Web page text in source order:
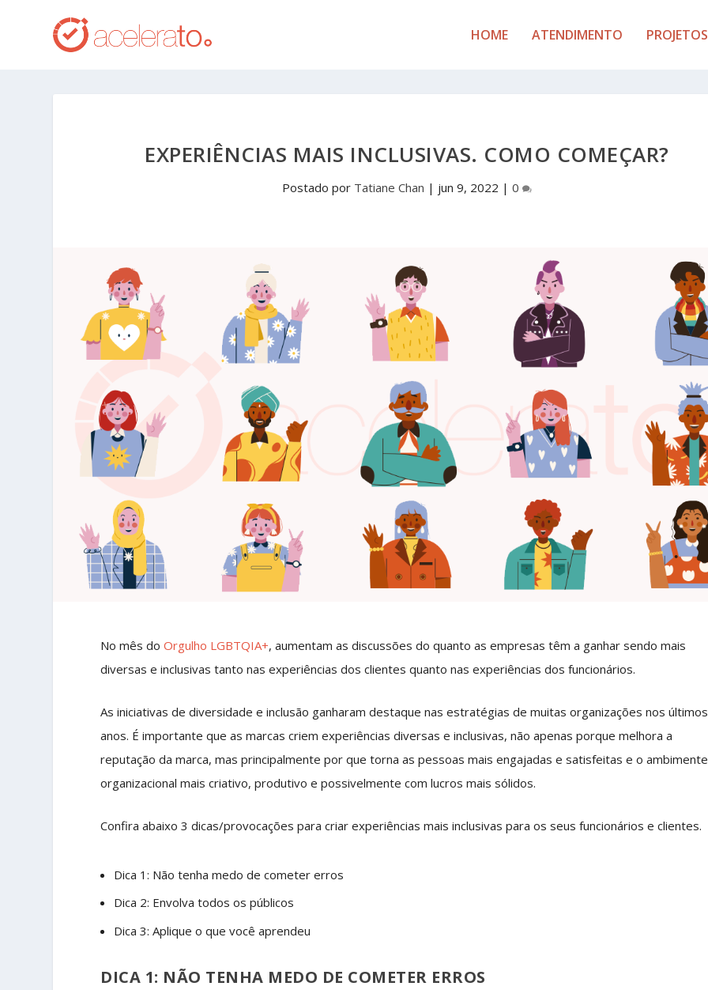
HOME ATENDIMENTO PROJETOS
EXPERIÊNCIAS MAIS INCLUSIVAS. COMO COMEÇAR?
Postado por Tatiane Chan | jun 9, 2022 | 0
No mês doOrgulho LGBTQIA+, aumentam as discussões do quanto as empresas têm a ganhar sendo mais
diversas e inclusivas tanto nas experiências dos clientes quanto nas experiências dos funcionários.
As iniciativas de diversidade e inclusão ganharam destaque nas estratégias de muitas organizações nos últimos
anos. É importante que as marcas criem experiências diversas e inclusivas, não apenas porque melhora a
reputação da marca, mas principalmente por que torna as pessoas mais engajadas e satisfeitas e o ambimente
organizacional mais criativo, produtivo e possivelmente com lucros mais sólidos.
Confira abaixo 3 dicas/provocações para criar experiências mais inclusivas para os seus funcionários e clientes.
Dica 1: Não tenha medo de cometer erros
Dica 2: Envolva todos os públicos
Dica 3: Aplique o que você aprendeu
DICA 1: NÃO TENHA MEDO DE COMETER ERROS